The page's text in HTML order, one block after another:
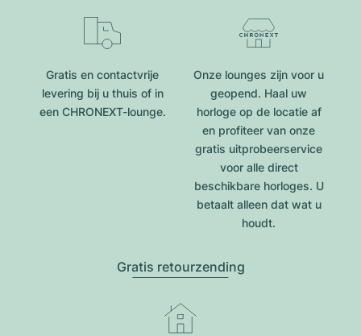
Gratis en contactvrije
levering bij u thuis of in
een CHRONEXT-lounge.
Onze lounges zijn voor u
geopend. Haal uw
horloge op de locatie af
en profiteer van onze
gratis uitprobeerservice
voor alle direct
beschikbare horloges. U
betaalt alleen dat wat u
houdt.
Gratis retourzending